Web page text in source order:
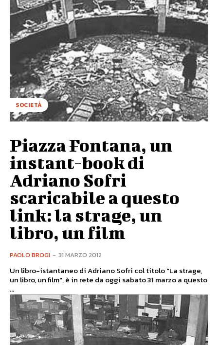
SOCIETÀ
Piazza Fontana, un
instant-book di
Adriano Sofri
scaricabile a questo
link: la strage, un
libro, un film
PAOLO BROGI - 31 MARZO 2012
Un libro-istantaneo di Adriano Sofri col titolo "La strage,
un libro, un film", è in rete da oggi sabato 31 marzo a questo
...